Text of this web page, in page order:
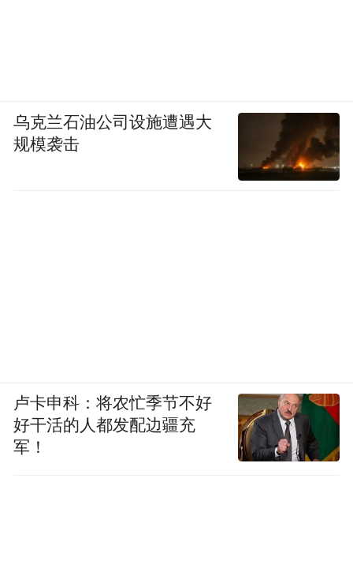
乌克兰石油公司设施遭遇大
规模袭击
卢卡申科：将农忙季节不好
好干活的人都发配边疆充
军！